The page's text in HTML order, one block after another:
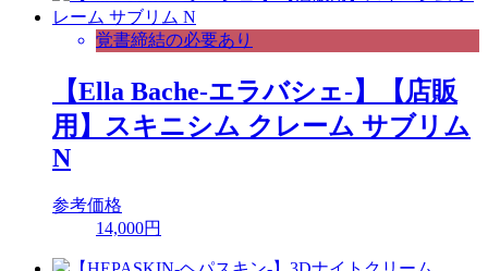
覚書締結の必要あり
【Ella Bache-エラバシェ-】【店販
用】スキニシム クレーム サブリム
N
参考価格
14,000円